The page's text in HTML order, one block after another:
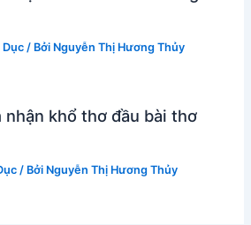
Dục/ Bởi Nguyễn Thị Hương Thủy
nhận khổ thơ đầu bài thơ
/ Bởi Nguyễn Thị Hương Thủy